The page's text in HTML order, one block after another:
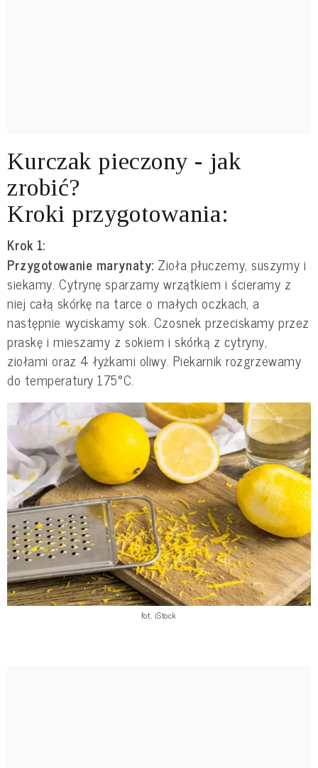
Kurczak pieczony - jak
zrobić?
Kroki przygotowania:
Krok 1:
Przygotowanie marynaty: Zioła płuczemy, suszymy i
siekamy. Cytrynę sparzamy wrzątkiem i ścieramy z
niej całą skórkę na tarce o małych oczkach, a
następnie wyciskamy sok. Czosnek przeciskamy przez
praskę i mieszamy z sokiem i skórką z cytryny,
ziołami oraz 4 łyżkami oliwy. Piekarnik rozgrzewamy
do temperatury 175°C.
fot. iStock